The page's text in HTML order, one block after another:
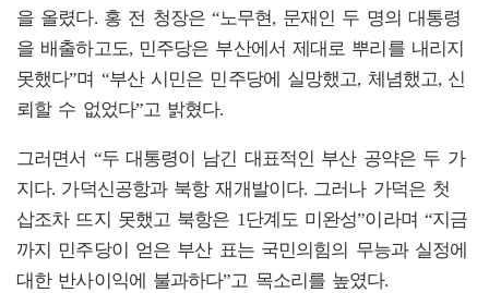
을 올렸다. 홍 전 청장은 “노무현, 문재인 두 명의 대통령
을 배출하고도, 민주당은 부산에서 제대로 뿌리를 내리지
못했다”며 “부산 시민은 민주당에 실망했고, 체념했고, 신
뢰할 수 없었다”고 밝혔다.
그러면서 “두 대통령이 남긴 대표적인 부산 공약은 두 가
지다. 가덕신공항과 북항 재개발이다. 그러나 가덕은 첫
삽조차 뜨지 못했고 북항은 1단계도 미완성”이라며 “지금
까지 민주당이 얻은 부산 표는 국민의힘의 무능과 실정에
대한 반사이익에 불과하다”고 목소리를 높였다.